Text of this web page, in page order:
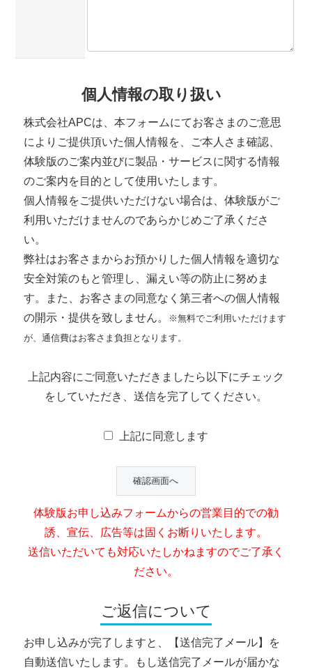
個人情報の取り扱い
株式会社APCは、本フォームにてお客さまのご意思
によりご提供頂いた個人情報を、ご本人さま確認、
体験版のご案内並びに製品・サービスに関する情報
のご案内を目的として使用いたします。
個人情報をご提供いただけない場合は、体験版がご
利用いただけませんのであらかじめご了承くださ
い。
弊社はお客さまからお預かりした個人情報を適切な
安全対策のもと管理し、漏えい等の防止に努めま
す。また、お客さまの同意なく第三者への個人情報
の開示・提供を致しません。
※無料でご利用いただけます
が、通信費はお客さま負担となります。
上記内容にご同意いただきましたら以下にチェック
をしていただき、送信を完了してください。
上記に同意します
体験版お申し込みフォームからの営業目的での勧
誘、宣伝、広告等は固くお断りいたします。
送信いただいても対応いたしかねますのでご了承く
ださい。
ご返信について
お申し込みが完了しますと、【送信完了メール】を
自動送信いたします。もし送信完了メールが届かな